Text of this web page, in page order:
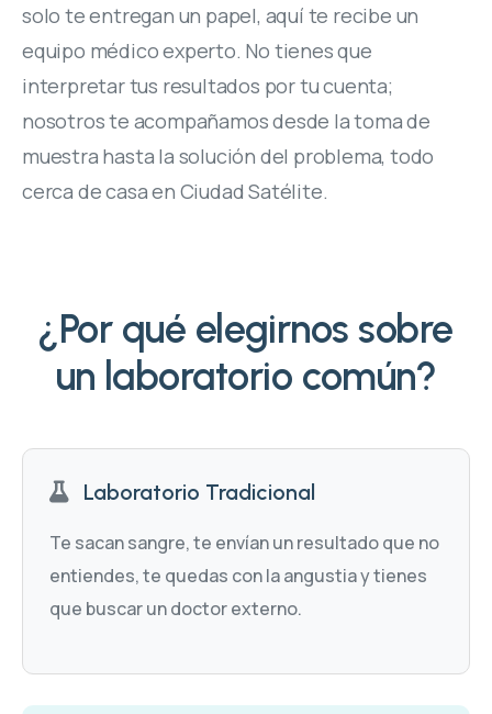
solo te entregan un papel, aquí te recibe un
equipo médico experto. No tienes que
interpretar tus resultados por tu cuenta;
nosotros te acompañamos desde la toma de
muestra hasta la solución del problema, todo
cerca de casa en Ciudad Satélite.
¿Por qué elegirnos sobre
un laboratorio común?
Laboratorio Tradicional
Te sacan sangre, te envían un resultado que no
entiendes, te quedas con la angustia y tienes
que buscar un doctor externo.